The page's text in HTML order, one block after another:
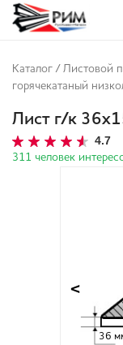
Каталог / Листовой
горячекатаный
Лист г/к
4.7
311 человек
36
<